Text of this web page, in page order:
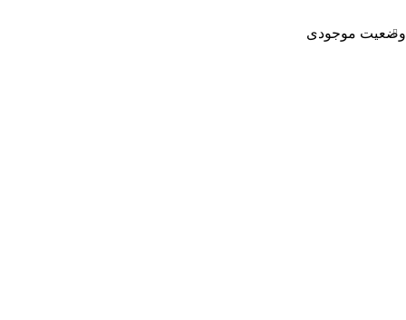
وضعیت موجودی